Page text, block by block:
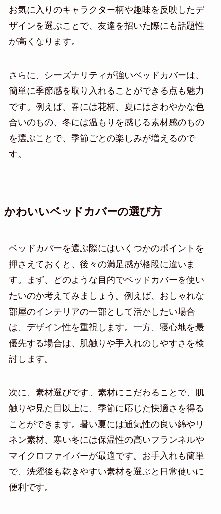
お気に入りのキャラクター柄や趣味を反映したデ
ザインを選ぶことで、友達を招いた際にも話題性
が高くなります。
さらに、シーズナリティが強いベッドカバーは、
簡単に季節感を取り入れることができる点も魅力
です。例えば、春には花柄、夏にはさわやかな色
合いのもの、冬には温もりを感じる素材感のもの
を選ぶことで、季節ごとの楽しみが増えるので
す。
かわいいベッドカバーの選び方
ベッドカバーを選ぶ際にはいくつかのポイントを
押さえておくと、後々の満足感が格段に違いま
す。まず、どのような目的でベッドカバーを使い
たいのか考えてみましょう。例えば、おしゃれな
部屋のインテリアの一部として活かしたい場合
は、デザイン性を重視します。一方、寝心地を最
優先する場合は、肌触りや手入れのしやすさを検
討します。
次に、素材選びです。素材にこだわることで、肌
触りや見た目以上に、季節に応じた快適さを得る
ことができます。暑い夏には通気性の良い綿やリ
ネン素材、寒い冬には保温性の高いフランネルや
マイクロファイバーが最適です。お手入れも簡単
で、洗濯後も乾きやすい素材を選ぶと日常使いに
便利です。